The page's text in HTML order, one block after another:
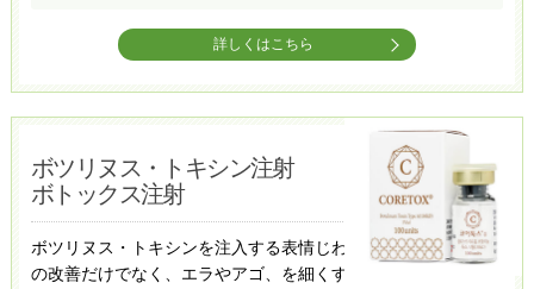
詳しくはこちら
ボツリヌス・トキシン注射
ボトックス注射
ボツリヌス・トキシンを注入する表情じわ
の改善だけでなく、エラやアゴ、を細くす